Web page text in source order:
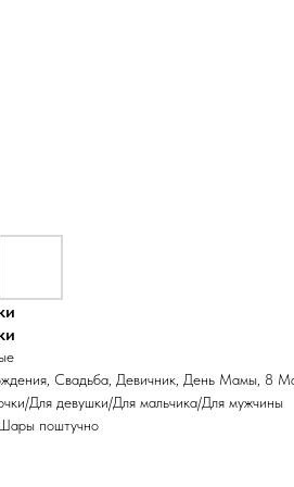
Свадьба, Девичник, День Мамы, 8
Для девушки/Для мальчика/Для мужчины
поштучно